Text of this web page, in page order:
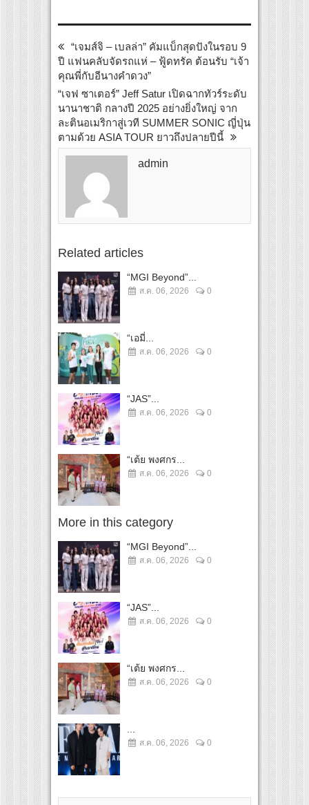
“เจมส์จิ – เบลล่า” คัมแบ็กสุดปังในรอบ 9
ปี แฟนคลับจัดรถแห่ – ฟู้ดทรัค ต้อนรับ “เจ้า
คุณพี่กับอีนางคำดวง”
“เจฟ ซาเตอร์” Jeff Satur เปิดฉากทัวร์ระดับ
นานาชาติ กลางปี 2025 อย่างยิ่งใหญ่ จาก
ละตินอเมริกาสู่เวที SUMMER SONIC ญี่ปุ่น
ตามด้วย ASIA TOUR ยาวถึงปลายปีนี้
admin
Related articles
“MGI Beyond”...
ส.ค. 06, 2026 0
“เอมี่...
ส.ค. 06, 2026 0
“JAS”...
ส.ค. 06, 2026 0
“เต้ย พงศกร...
ส.ค. 06, 2026 0
More in this category
“MGI Beyond”...
ส.ค. 06, 2026 0
“JAS”...
ส.ค. 06, 2026 0
“เต้ย พงศกร...
ส.ค. 06, 2026 0
ส.ค. 06, 2026 0